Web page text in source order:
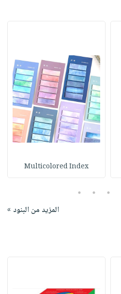
Multicolored Index
3
4
5
المزيد من البنود »